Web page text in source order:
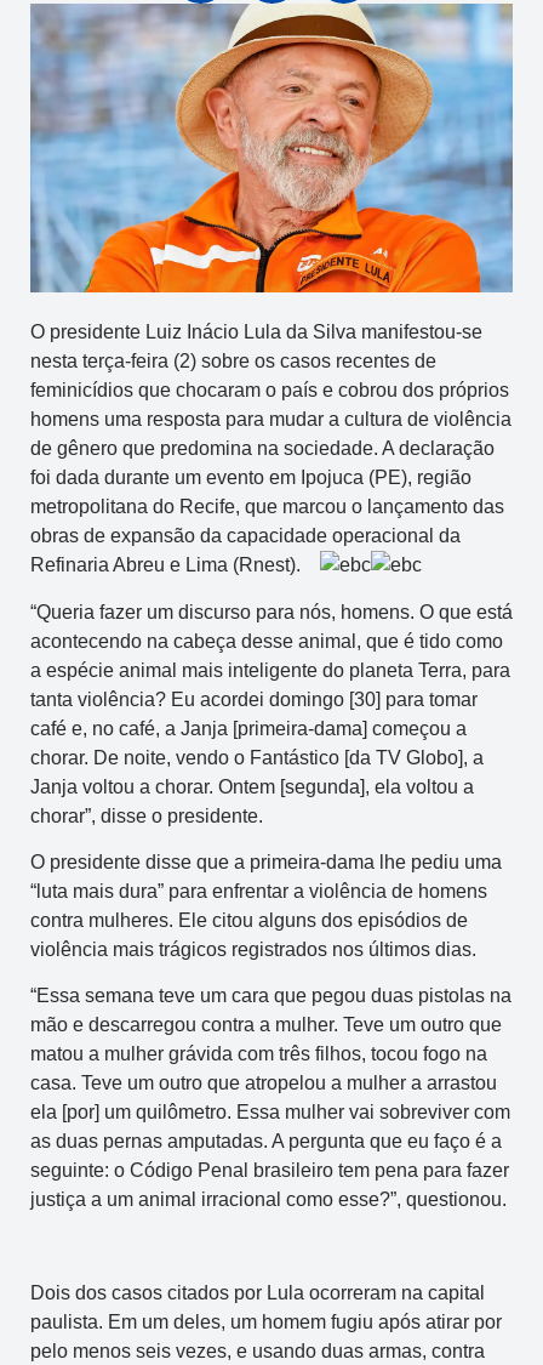
O presidente Luiz Inácio Lula da Silva manifestou-se
nesta terça-feira (2) sobre os casos recentes de
feminicídios que chocaram o país e cobrou dos próprios
homens uma resposta para mudar a cultura de violência
de gênero que predomina na sociedade. A declaração
foi dada durante um evento em Ipojuca (PE), região
metropolitana do Recife, que marcou o lançamento das
obras de expansão da capacidade operacional da
Refinaria Abreu e Lima (Rnest).
“Queria fazer um discurso para nós, homens. O que está
acontecendo na cabeça desse animal, que é tido como
a espécie animal mais inteligente do planeta Terra, para
tanta violência? Eu acordei domingo [30] para tomar
café e, no café, a Janja [primeira-dama] começou a
chorar. De noite, vendo o Fantástico [da TV Globo], a
Janja voltou a chorar. Ontem [segunda], ela voltou a
chorar”, disse o presidente.
O presidente disse que a primeira-dama lhe pediu uma
“luta mais dura” para enfrentar a violência de homens
contra mulheres. Ele citou alguns dos episódios de
violência mais trágicos registrados nos últimos dias.
“Essa semana teve um cara que pegou duas pistolas na
mão e descarregou contra a mulher. Teve um outro que
matou a mulher grávida com três filhos, tocou fogo na
casa. Teve um outro que atropelou a mulher a arrastou
ela [por] um quilômetro. Essa mulher vai sobreviver com
as duas pernas amputadas. A pergunta que eu faço é a
seguinte: o Código Penal brasileiro tem pena para fazer
justiça a um animal irracional como esse?”, questionou.
Dois dos casos citados por Lula ocorreram na capital
paulista. Em um deles, um homem fugiu após atirar por
pelo menos seis vezes, e usando duas armas, contra